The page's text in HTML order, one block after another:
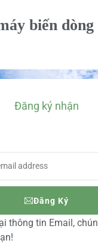
biến
Đăng ký nhận
Đăng Ký
thông tin Email,